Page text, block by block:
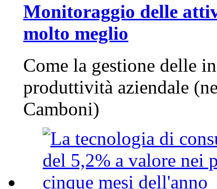
Monitoraggio delle
molto meglio
Come la gestione delle
produttività aziendale
Camboni)